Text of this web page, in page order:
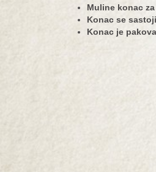
Muline konac
Konac se
Konac je